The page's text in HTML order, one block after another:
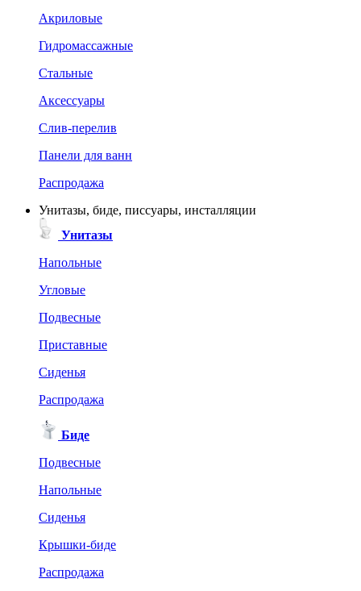
Акриловые
Гидромассажные
Стальные
Аксессуары
Слив-перелив
Панели для ванн
Распродажа
Унитазы, биде, писсуары, инсталляции
Унитазы
Напольные
Угловые
Подвесные
Приставные
Сиденья
Распродажа
Биде
Подвесные
Напольные
Сиденья
Крышки-биде
Распродажа